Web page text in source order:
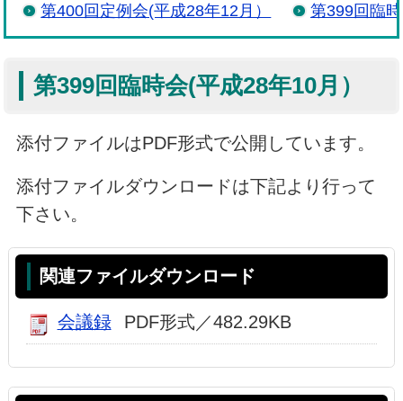
第400回定例会(平成28年12月） 第399回臨
第399回臨時会(平成28年10月）
添付ファイルはPDF形式で公開しています。
添付ファイルダウンロードは下記より行って
下さい。
関連ファイルダウンロード
会議録 PDF形式／482.29KB